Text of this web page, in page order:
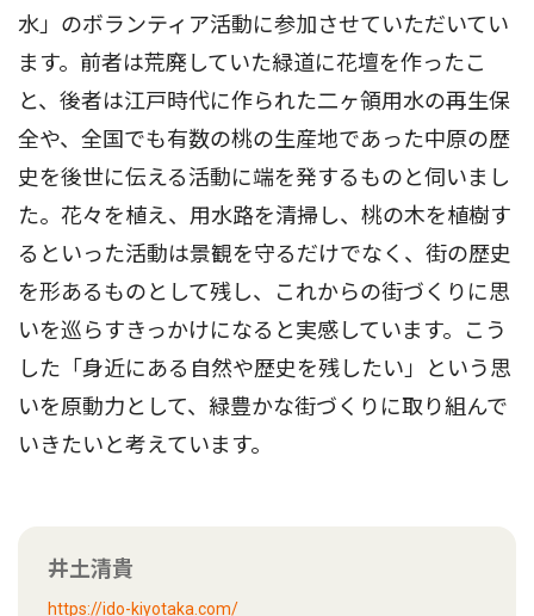
水」のボランティア活動に参加させていただいてい
ます。前者は荒廃していた緑道に花壇を作ったこ
と、後者は江戸時代に作られた二ヶ領用水の再生保
全や、全国でも有数の桃の生産地であった中原の歴
史を後世に伝える活動に端を発するものと伺いまし
た。花々を植え、用水路を清掃し、桃の木を植樹す
るといった活動は景観を守るだけでなく、街の歴史
を形あるものとして残し、これからの街づくりに思
いを巡らすきっかけになると実感しています。こう
した「身近にある自然や歴史を残したい」という思
いを原動力として、緑豊かな街づくりに取り組んで
いきたいと考えています。
井土清貴
https://ido-kiyotaka.com/